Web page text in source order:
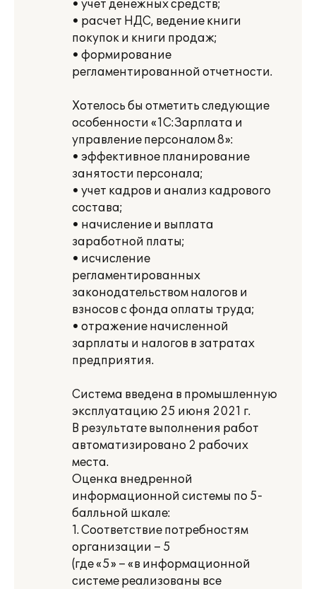
• учет денежных средств;
• расчет НДС, ведение книги
покупок и книги продаж;
• формирование
регламентированной отчетности.
Хотелось бы отметить следующие
особенности «1С:Зарплата и
управление персоналом 8»:
• эффективное планирование
занятости персонала;
• учет кадров и анализ кадрового
состава;
• начисление и выплата
заработной платы;
• исчисление
регламентированных
законодательством налогов и
взносов с фонда оплаты труда;
• отражение начисленной
зарплаты и налогов в затратах
предприятия.
Система введена в промышленную
эксплуатацию 25 июня 2021 г.
В результате выполнения работ
автоматизировано 2 рабочих
места.
Оценка внедренной
информационной системы по 5-
балльной шкале:
1. Соответствие потребностям
организации – 5
(где «5» – «в информационной
системе реализованы все